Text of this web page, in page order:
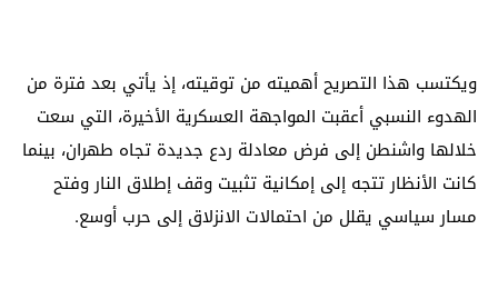
ويكتسب هذا التصريح أهميته من توقيته، إذ يأتي بعد فترة من
الهدوء النسبي أعقبت المواجهة العسكرية الأخيرة، التي سعت
خلالها واشنطن إلى فرض معادلة ردع جديدة تجاه طهران، بينما
كانت الأنظار تتجه إلى إمكانية تثبيت وقف إطلاق النار وفتح
مسار سياسي يقلل من احتمالات الانزلاق إلى حرب أوسع.